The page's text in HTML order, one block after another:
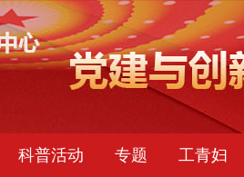
科普活动 专题 工青妇